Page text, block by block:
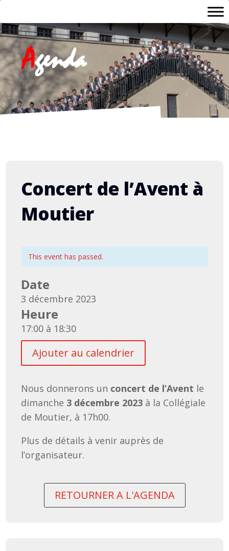
Agenda
Concert de l’Avent à
Moutier
This event has passed.
Date
3 décembre 2023
Heure
17:00 à 18:30
Ajouter au calendrier
Nous donnerons un concert de l’Avent le
dimanche 3 décembre 2023 à la Collégiale
de Moutier, à 17h00.
Plus de détails à venir auprès de
l’organisateur.
RETOURNER A L'AGENDA